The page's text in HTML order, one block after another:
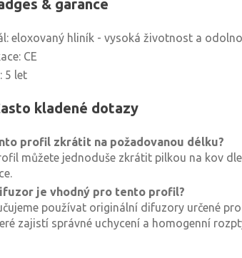
& garance
eloxovaný hliník - vysoká životnost a
CE
5 let
kladené dotazy
profil zkrátit na požadovanou délku?
můžete jednoduše zkrátit pilkou na kov
je vhodný pro tento profil?
používat originální difuzory určené
zajistí správné uchycení a homogenní